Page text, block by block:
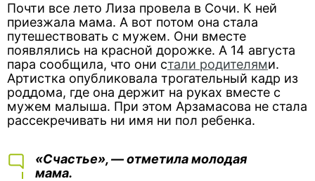
Почти все лето Лиза провела в Сочи. К ней
приезжала мама. А вот потом она стала
путешествовать с мужем. Они вместе
появлялись на красной дорожке. А 14 августа
пара сообщила, что они стали родителями.
Артистка опубликовала трогательный кадр из
роддома, где она держит на руках вместе с
мужем малыша. При этом Арзамасова не стала
рассекречивать ни имя ни пол ребенка.
«Счастье», — отметила молодая
мама.